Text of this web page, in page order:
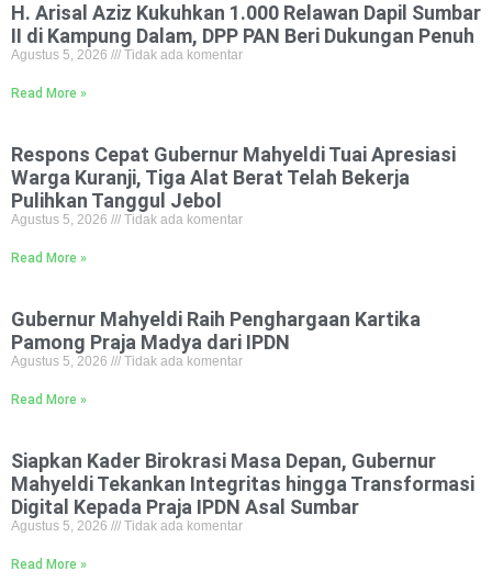
H. Arisal Aziz Kukuhkan 1.000 Relawan Dapil Sumbar
II di Kampung Dalam, DPP PAN Beri Dukungan Penuh
Agustus 5, 2026 Tidak ada komentar
Read More »
Respons Cepat Gubernur Mahyeldi Tuai Apresiasi
Warga Kuranji, Tiga Alat Berat Telah Bekerja
Pulihkan Tanggul Jebol
Agustus 5, 2026 Tidak ada komentar
Read More »
Gubernur Mahyeldi Raih Penghargaan Kartika
Pamong Praja Madya dari IPDN
Agustus 5, 2026 Tidak ada komentar
Read More »
Siapkan Kader Birokrasi Masa Depan, Gubernur
Mahyeldi Tekankan Integritas hingga Transformasi
Digital Kepada Praja IPDN Asal Sumbar
Agustus 5, 2026 Tidak ada komentar
Read More »